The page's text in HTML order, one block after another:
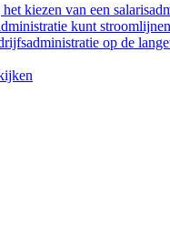
kiezen van een
kunt
op de